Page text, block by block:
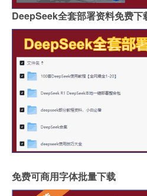
DeepSeek全套部署资料免费下
免费可商用字体批量下载